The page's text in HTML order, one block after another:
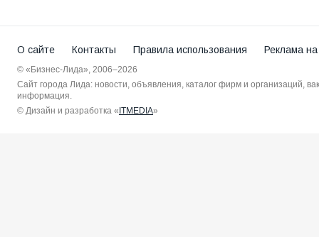
О сайте Контакты Правила использования Реклама
© «Бизнес-Лида», 2006–2026
Сайт города Лида: новости, объявления, каталог фирм и организаций,
информация.
© Дизайн и разработка «ITMEDIA»